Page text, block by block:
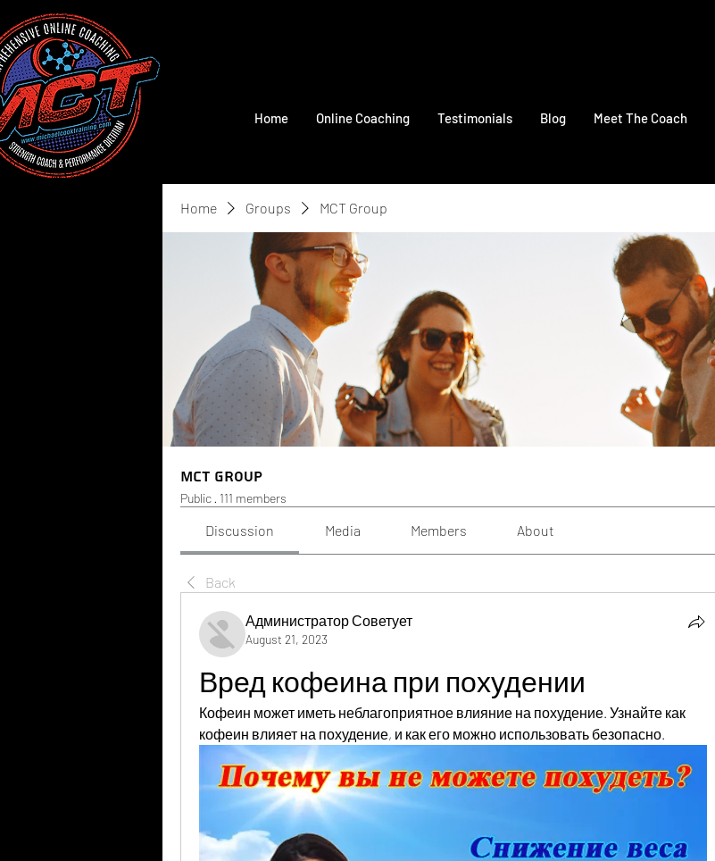
Home Online Coaching Testimonials Blog Meet The Coach
Home Groups MCT Group
MCT Group
Public · 111 members
Discussion Media Members About
Back
Администратор Советует
August 21, 2023
Вред кофеина при похудении
Кофеин может иметь неблагоприятное влияние на похудение. Узнайте как
кофеин влияет на похудение, и как его можно использовать безопасно.